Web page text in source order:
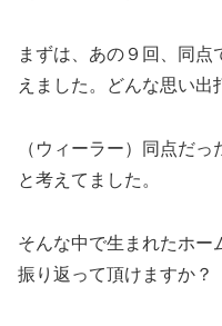
まずは、あの９回、同点
えました。どんな思い出
（ウィーラー）同点だ
と考えてました。
そんな中で生まれたホー
振り返って頂けますか？